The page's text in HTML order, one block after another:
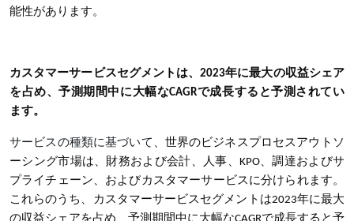
能性があります。
カスタマーサービスセグメントは、2023年に最大の収益シェア
を占め、予測期間中に大幅なCAGRで成長すると予測されてい
ます。
サービスの種類に基づいて 、世界のビジネスプロセスアウトソ
ーシング市場は、財務および会計、人事、KPO、調達およびサ
プライチェーン、およびカスタマーサービスに分けられます。
これらのうち、カスタマーサービスセグメントは2023年に最大